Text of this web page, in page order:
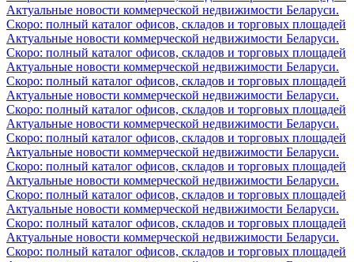
Актуальные новости коммерческой недвижимости Беларуси.
Скоро: полный каталог офисов, складов и торговых площадей
Актуальные новости коммерческой недвижимости Беларуси.
Скоро: полный каталог офисов, складов и торговых площадей
Актуальные новости коммерческой недвижимости Беларуси.
Скоро: полный каталог офисов, складов и торговых площадей
Актуальные новости коммерческой недвижимости Беларуси.
Скоро: полный каталог офисов, складов и торговых площадей
Актуальные новости коммерческой недвижимости Беларуси.
Скоро: полный каталог офисов, складов и торговых площадей
Актуальные новости коммерческой недвижимости Беларуси.
Скоро: полный каталог офисов, складов и торговых площадей
Актуальные новости коммерческой недвижимости Беларуси.
Скоро: полный каталог офисов, складов и торговых площадей
Актуальные новости коммерческой недвижимости Беларуси.
Скоро: полный каталог офисов, складов и торговых площадей
Актуальные новости коммерческой недвижимости Беларуси.
Скоро: полный каталог офисов, складов и торговых площадей